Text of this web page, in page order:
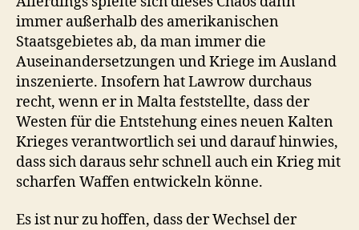
immer außerhalb des amerikanischen
Staatsgebietes ab, da man immer die
Auseinandersetzungen und Kriege im Ausland
inszenierte. Insofern hat Lawrow durchaus
recht, wenn er in Malta feststellte, dass der
Westen für die Entstehung eines neuen Kalten
Krieges verantwortlich sei und darauf hinwies,
dass sich daraus sehr schnell auch ein Krieg mit
scharfen Waffen entwickeln könne.
Es ist nur zu hoffen, dass der Wechsel der